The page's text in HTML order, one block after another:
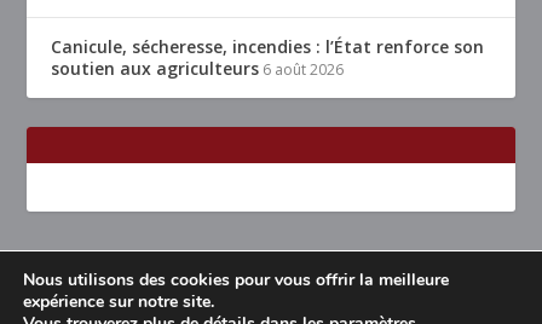
Canicule, sécheresse, incendies : l’État renforce son
soutien aux agriculteurs 6 août 2026
Conçu parElegant Themes | Propulsé parWordPress
Nous utilisons des cookies pour vous offrir la meilleure
expérience sur notre site.